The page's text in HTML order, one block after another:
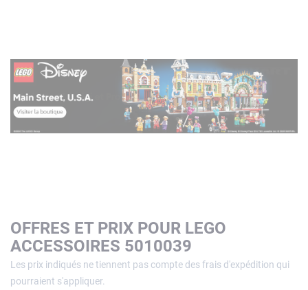
OFFRES ET PRIX POUR LEGO
ACCESSOIRES 5010039
Les prix indiqués ne tiennent pas compte des frais d'expédition qui
pourraient s'appliquer.